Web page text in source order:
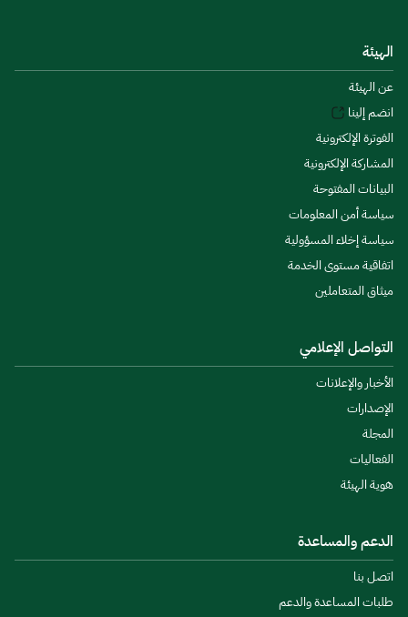
الهيئة
عن الهيئة
انضم إلينا
الفوترة الإلكترونية
المشاركة الإلكترونية
البيانات المفتوحة
سياسة أمن المعلومات
سياسة إخلاء المسؤولية
اتفاقية مستوى الخدمة
ميثاق المتعاملين
التواصل الإعلامي
الأخبار والإعلانات
الإصدارات
المجلة
الفعاليات
هوية الهيئة
الدعم والمساعدة
اتصل بنا
طلبات المساعدة والدعم